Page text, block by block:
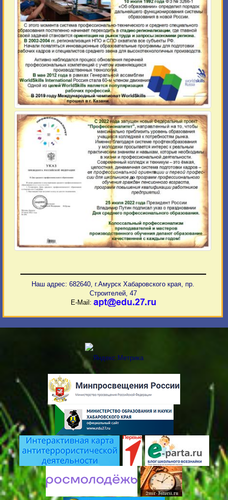
Наш адрес: 682640, г.Амурск Хабаровского края, пр.
Строителей, 47
E-Mail: